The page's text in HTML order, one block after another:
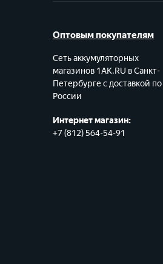
Оптовым покупателям
Сеть аккумуляторных
магазинов 1AK.RU в Санкт-
Петербурге с доставкой по
России
Интернет магазин:
+7 (812) 564-54-91